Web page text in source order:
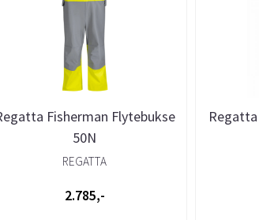
Fisherman Flytebukse
50N
REGATTA
2.785,-